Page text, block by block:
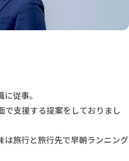
従事。
で支援する提案をしておりまし
は旅行と旅行先で早朝ランニング